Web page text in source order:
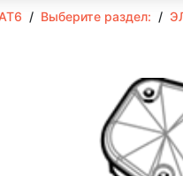
/ Выберите раздел: /